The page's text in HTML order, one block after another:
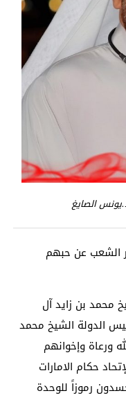
الصايغ
الشعب عن حبهم
محمد بن زايد آل
الدولة الشيخ محمد
ورعاة وإخوانهم
حكام الامارات
رموزاً للوحدة